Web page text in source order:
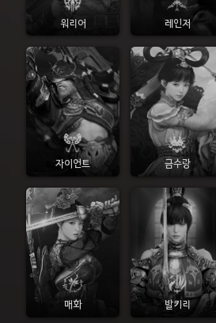
워리어 레인저
자이언트 금수랑
매화 발키리